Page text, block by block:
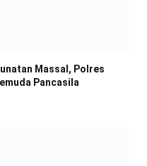
Massal, Polres
Pancasila